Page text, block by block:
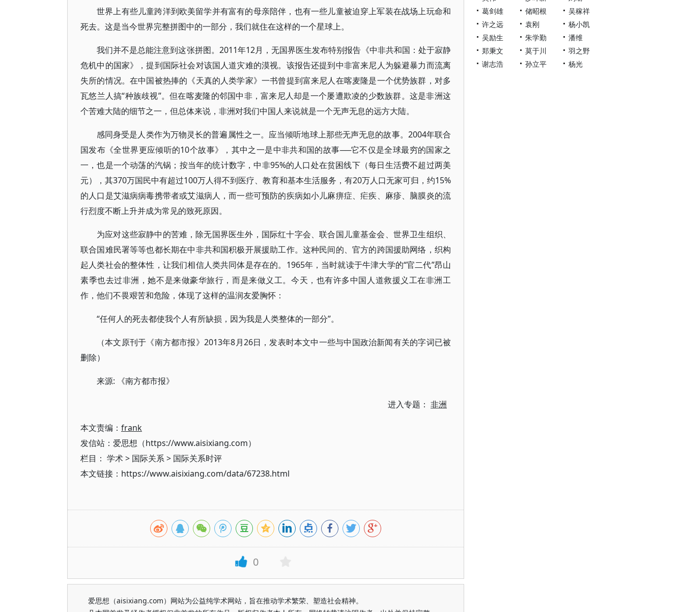
世界上有些儿童跨洋到欧美留学并有富有的母亲陪伴，也有一些儿童被迫穿上军装在战场上玩命和
死去。这是当今世界完整拼图中的一部分，我们就住在这样的一个星球上。
我们并不是总能注意到这张拼图。2011年12月，无国界医生发布特别报告《中非共和国：处于寂静
危机中的国家》，提到国际社会对该国人道灾难的漠视。该报告还提到中非富来尼人为躲避暴力而流离
失所的情况。在中国被热捧的《天真的人类学家》一书曾提到富来尼人在喀麦隆是一个优势族群，对多
瓦悠兰人搞“种族歧视”。但在喀麦隆的邻国中非，富来尼人却是一个屡遭欺凌的少数族群。这是非洲这
个苦难大陆的细节之一，但总体来说，非洲对我们中国人来说就是一个无声无息的远方大陆。
感同身受是人类作为万物灵长的普遍属性之一。应当倾听地球上那些无声无息的故事。2004年联合
国发布《全世界更应倾听的10个故事》，其中之一是中非共和国的故事──它不仅是全球最穷的国家之
一，也是一个动荡的汽锅；按当年的统计数字，中非95%的人口处在贫困线下（每日生活费不超过两美
元），其370万国民中有超过100万人得不到医疗、教育和基本生活服务，有20万人口无家可归，约15%
的人口是艾滋病病毒携带者或艾滋病人，而一些可预防的疾病如小儿麻痹症、疟疾、麻疹、脑膜炎的流
行烈度不断上升并成为常见的致死原因。
为应对这些寂静中的苦难，除无国界医生外，国际红十字会、联合国儿童基金会、世界卫生组织、
联合国难民署等等也都长期在中非共和国积极开展援助工作。这种民间的、官方的跨国援助网络，织构
起人类社会的整体性，让我们相信人类共同体是存在的。1965年，当时就读于牛津大学的“官二代”昂山
素季也去过非洲，她不是来做豪华旅行，而是来做义工。今天，也有许多中国人道救援义工在非洲工
作，他们不畏艰苦和危险，体现了这样的温润友爱胸怀：
“任何人的死去都使我个人有所缺损，因为我是人类整体的一部分”。
（本文原刊于《南方都市报》2013年8月26日，发表时本文中一些与中国政治新闻有关的字词已被
删除）
来源: 《南方都市报》
进入专题： 非洲
本文责编： frank
发信站：爱思想（https://www.aisixiang.com）
栏目： 学术> 国际关系> 国际关系时评
本文链接：https://www.aisixiang.com/data/67238.html
0
爱思想（aisixiang.com）网站为公益纯学术网站，旨在推动学术繁荣、塑造社会精神。
葛剑雄
储昭根
吴稼祥
许之远
袁刚
杨小凯
吴励生
朱学勤
潘维
郑秉文
莫于川
羽之野
谢志浩
孙立平 杨光